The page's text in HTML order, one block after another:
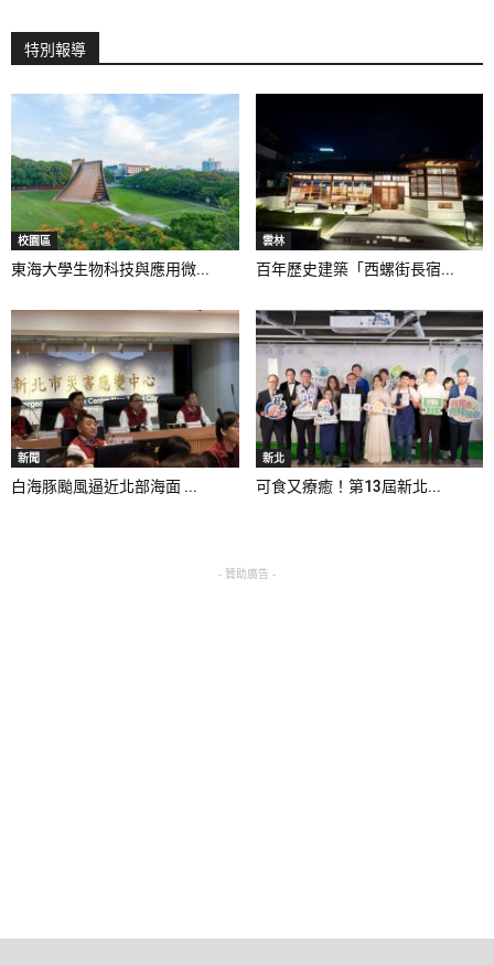
特別報導
校園區
東海大學生物科技與應用微...
雲林
百年歷史建築「西螺街長宿...
新聞
白海豚颱風逼近北部海面 ...
新北
可食又療癒！第13屆新北...
- 贊助廣告 -